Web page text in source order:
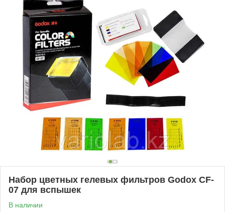
Набор цветных гелевых фильтров Godox CF-
07 для вспышек
В наличии